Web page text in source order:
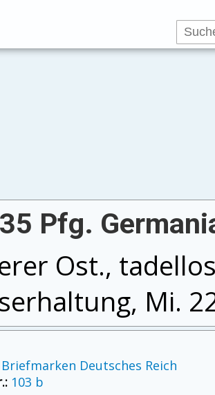
Pfg.
Ost.,
Mi.
Briefmarken Deutsches Reich
103 b